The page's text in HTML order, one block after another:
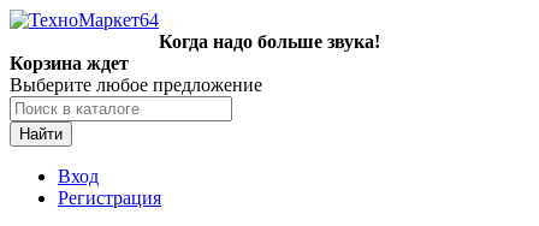
Когда надо больше звука!
Корзина ждет
Выберите любое предложение
Найти
Вход
Регистрация